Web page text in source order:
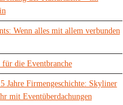
Wenn alles mit allem verbunden
die Eventbranche
Jahre Firmengeschichte: Skyliner
mit Eventüberdachungen